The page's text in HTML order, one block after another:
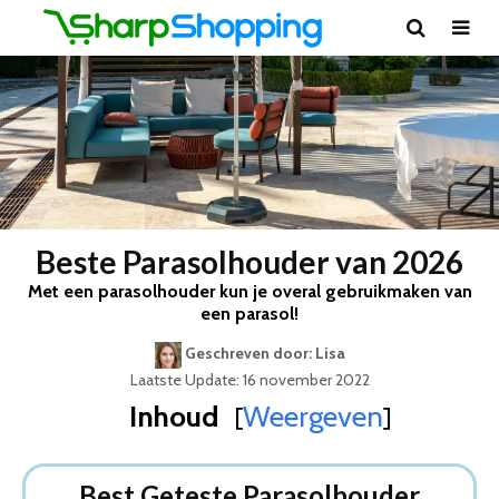
Beste Parasolhouder van 2026
Met een parasolhouder kun je overal gebruikmaken van
een parasol!
Geschreven door: Lisa
Laatste Update: 16 november 2022
Inhoud [Weergeven]